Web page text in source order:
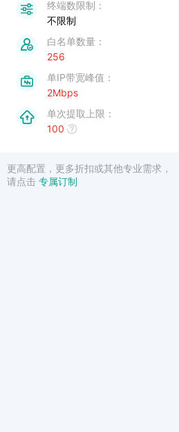
不限制
256
2Mbps
100
更高配置，更多折扣或其他专业需求，
请点击 专属订制